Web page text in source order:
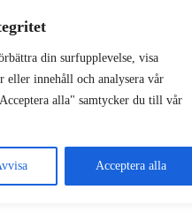
din surfupplevelse, visa
eller innehåll och analysera vår
alla" samtycker du till vår
Acceptera alla